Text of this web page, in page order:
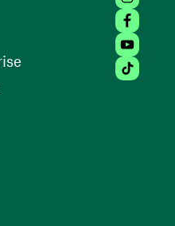
fenêtre)
fenêtre)
(ouvre une nouvelle
une nouvelle
nouvelle fenêtre)
Tiktok